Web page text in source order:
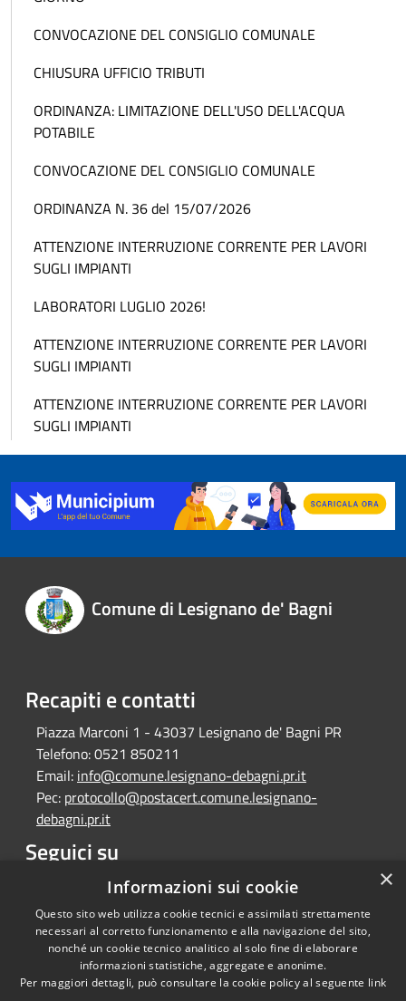
CONVOCAZIONE DEL CONSIGLIO COMUNALE
CHIUSURA UFFICIO TRIBUTI
ORDINANZA: LIMITAZIONE DELL'USO DELL'ACQUA
POTABILE
CONVOCAZIONE DEL CONSIGLIO COMUNALE
ORDINANZA N. 36 del 15/07/2026
ATTENZIONE INTERRUZIONE CORRENTE PER LAVORI
SUGLI IMPIANTI
LABORATORI LUGLIO 2026!
ATTENZIONE INTERRUZIONE CORRENTE PER LAVORI
SUGLI IMPIANTI
ATTENZIONE INTERRUZIONE CORRENTE PER LAVORI
SUGLI IMPIANTI
Comune di Lesignano de' Bagni
Recapiti e contatti
Piazza Marconi 1 - 43037 Lesignano de' Bagni PR
Telefono:0521 850211
Email: info@comune.lesignano-debagni.pr.it
Pec: protocollo@postacert.comune.lesignano-
debagni.pr.it
Seguici su
Facebook
Accessibilità
Copyright © 2026 • Comune di
Lesignano de' Bagni • Powered
×
Informazioni sui cookie
Questo sito web utilizza cookie tecnici e assimilati strettamente
necessari al corretto funzionamento e alla navigazione del sito,
nonché un cookie tecnico analitico al solo fine di elaborare
informazioni statistiche, aggregate e anonime.
Per maggiori dettagli, può consultare la cookie policy al seguente link